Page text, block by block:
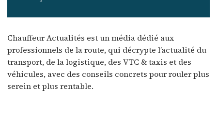
Chauffeur Actualités est un média dédié aux
professionnels de la route, qui décrypte l’actualité du
transport, de la logistique, des VTC & taxis et des
véhicules, avec des conseils concrets pour rouler plus
serein et plus rentable.